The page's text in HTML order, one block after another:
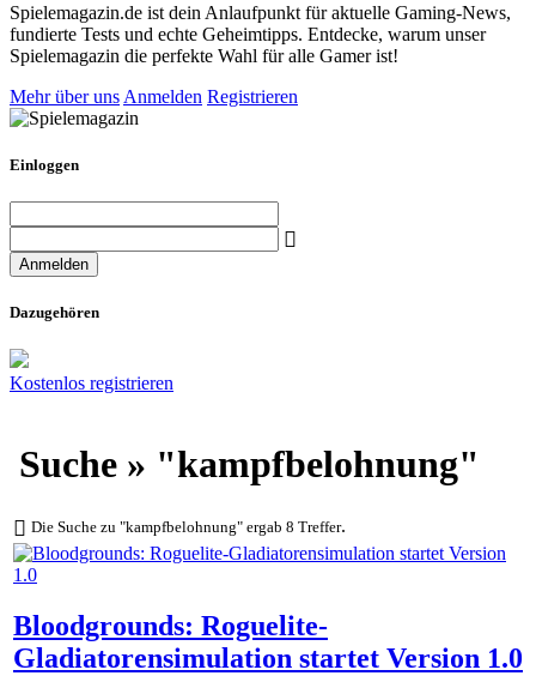
Spielemagazin.de ist dein Anlaufpunkt für aktuelle Gaming-News,
fundierte Tests und echte Geheimtipps. Entdecke, warum unser
Spielemagazin die perfekte Wahl für alle Gamer ist!
Mehr über uns Anmelden Registrieren
Einloggen
Dazugehören
Kostenlos registrieren
Suche » "kampfbelohnung"
Die Suche zu "kampfbelohnung" ergab 8 Treffer.
Bloodgrounds: Roguelite-
Gladiatorensimulation startet Version 1.0